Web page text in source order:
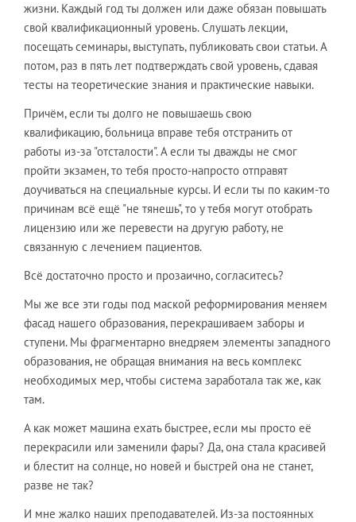
жизни. Каждый год ты должен или даже обязан повышать
свой квалификационный уровень. Слушать лекции,
посещать семинары, выступать, публиковать свои статьи. А
потом, раз в пять лет подтверждать свой уровень, сдавая
тесты на теоретические знания и практические навыки.
Причём, если ты долго не повышаешь свою
квалификацию, больница вправе тебя отстранить от
работы из-за "отсталости". А если ты дважды не смог
пройти экзамен, то тебя просто-напросто отправят
доучиваться на специальные курсы. И если ты по каким-то
причинам всё ещё "не тянешь", то у тебя могут отобрать
лицензию или же перевести на другую работу, не
связанную с лечением пациентов.
Всё достаточно просто и прозаично, согласитесь?
Мы же все эти годы под маской реформирования меняем
фасад нашего образования, перекрашиваем заборы и
ступени. Мы фрагментарно внедряем элементы западного
образования, не обращая внимания на весь комплекс
необходимых мер, чтобы система заработала так же, как
там.
А как может машина ехать быстрее, если мы просто её
перекрасили или заменили фары? Да, она стала красивей
и блестит на солнце, но новей и быстрей она не станет,
разве не так?
И мне жалко наших преподавателей. Из-за постоянных